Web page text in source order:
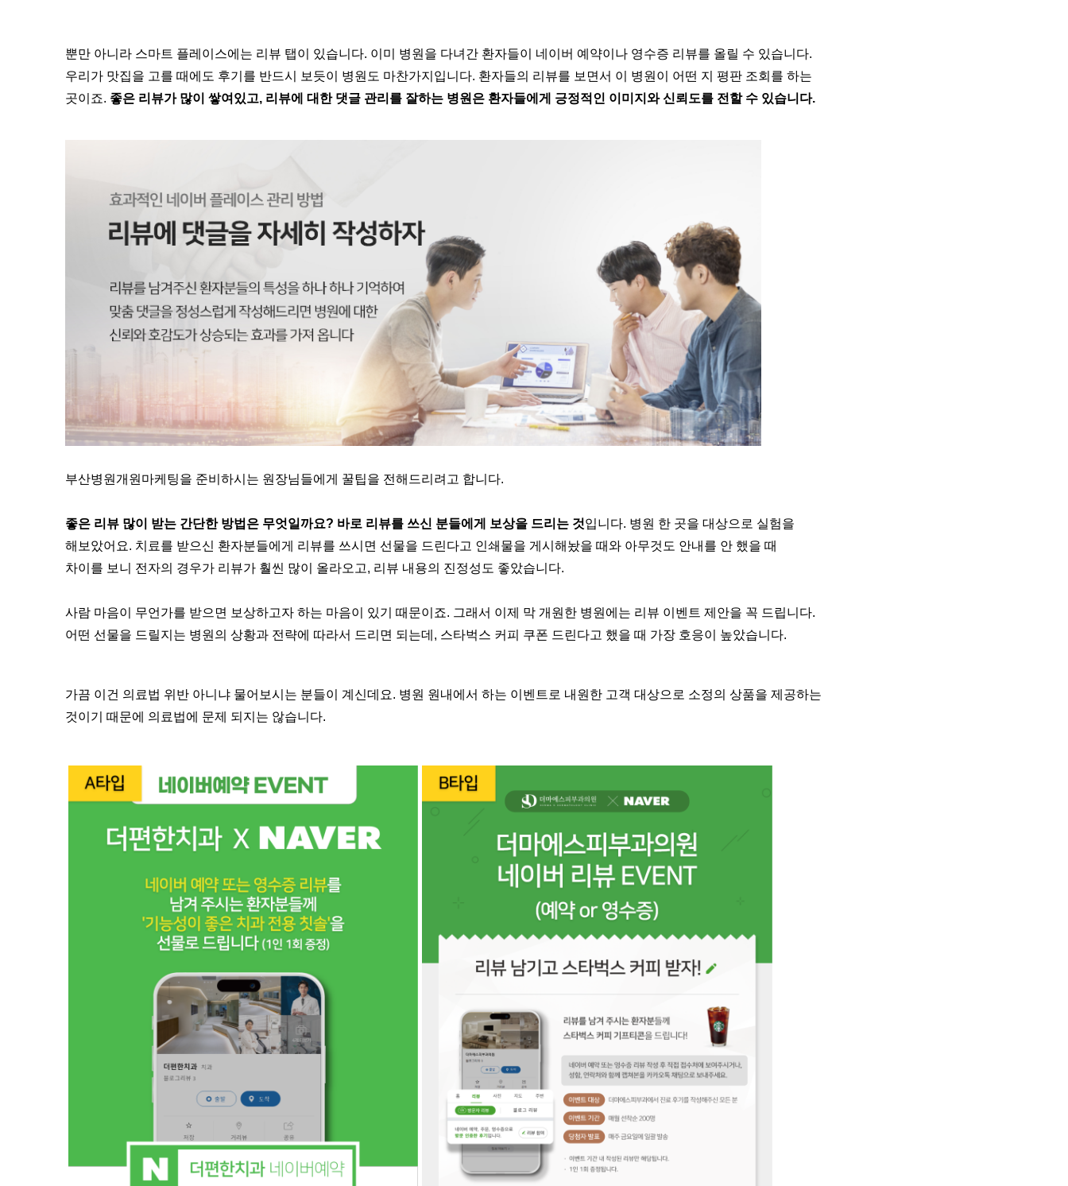
뿐만 아니라 스마트 플레이스에는 리뷰 탭이 있습니다. 이미 병원을 다녀간 환자들이 네이버 예약이나 영수증 리뷰를 올릴 수 있습니다.
우리가 맛집을 고를 때에도 후기를 반드시 보듯이 병원도 마찬가지입니다. 환자들의 리뷰를 보면서 이 병원이 어떤 지 평판 조회를 하는
곳이죠. 좋은 리뷰가 많이 쌓여있고, 리뷰에 대한 댓글 관리를 잘하는 병원은 환자들에게 긍정적인 이미지와 신뢰도를 전할 수 있습니다.
부산병원개원마케팅을 준비하시는 원장님들에게 꿀팁을 전해드리려고 합니다.
좋은 리뷰 많이 받는 간단한 방법은 무엇일까요? 바로 리뷰를 쓰신 분들에게 보상을 드리는 것입니다. 병원 한 곳을 대상으로 실험을
해보았어요. 치료를 받으신 환자분들에게 리뷰를 쓰시면 선물을 드린다고 인쇄물을 게시해놨을 때와 아무것도 안내를 안 했을 때
차이를 보니 전자의 경우가 리뷰가 훨씬 많이 올라오고, 리뷰 내용의 진정성도 좋았습니다.
사람 마음이 무언가를 받으면 보상하고자 하는 마음이 있기 때문이죠. 그래서 이제 막 개원한 병원에는 리뷰 이벤트 제안을 꼭 드립니다.
어떤 선물을 드릴지는 병원의 상황과 전략에 따라서 드리면 되는데, 스타벅스 커피 쿠폰 드린다고 했을 때 가장 호응이 높았습니다.
가끔 이건 의료법 위반 아니냐 물어보시는 분들이 계신데요. 병원 원내에서 하는 이벤트로 내원한 고객 대상으로 소정의 상품을 제공하는
것이기 때문에 의료법에 문제 되지는 않습니다.